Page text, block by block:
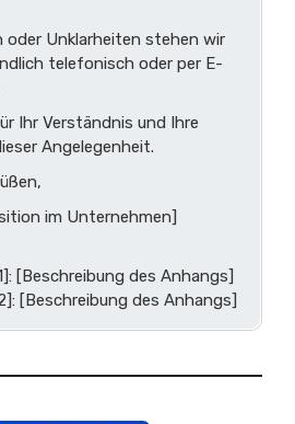
oder Unklarheiten stehen wir
telefonisch oder per E-
Ihr Verständnis und Ihre
Angelegenheit.
im Unternehmen]
[Beschreibung des Anhangs]
[Beschreibung des Anhangs]